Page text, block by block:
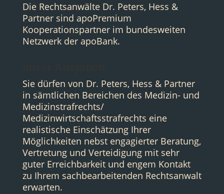
Die Rechtsanwälte Dr. Peters, Hess &
Partner sind apoPremium
Kooperationspartner im bundesweiten
Netzwerk der apoBank.
Sie dürfen von Dr. Peters, Hess & Partner
in sämtlichen Bereichen des Medizin- und
Medizinstrafrechts/
Medizinwirtschaftsstrafrechts eine
realistische Einschätzung Ihrer
Möglichkeiten nebst engagierter Beratung,
Vertretung und Verteidigung mit sehr
guter Erreichbarkeit und engem Kontakt
zu Ihrem sachbearbeitenden Rechtsanwalt
erwarten.